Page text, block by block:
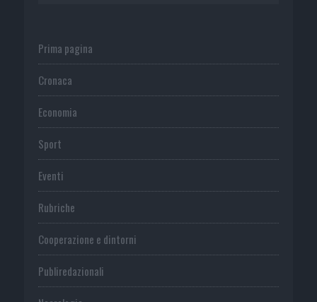
Prima pagina
Cronaca
Economia
Sport
Eventi
Rubriche
Cooperazione e dintorni
Publiredazionali